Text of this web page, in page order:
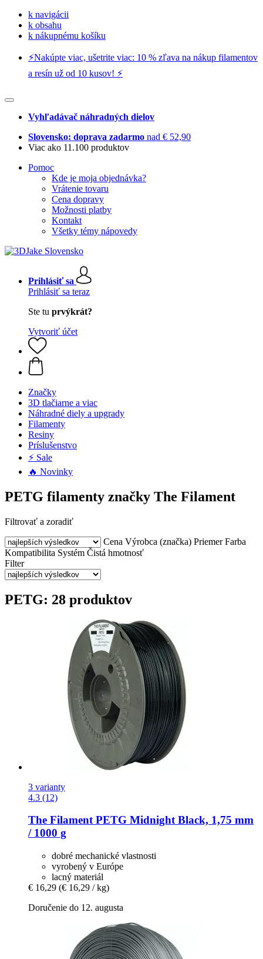
k navigácii
k obsahu
k nákupnému košíku
⚡️Nakúpte viac, ušetrite viac: 10 % zľava na nákup filamentov
a resín už od 10 kusov! ⚡️
Vyhľadávač náhradných dielov
Slovensko: doprava zadarmo nad € 52,90
Viac ako 11.100 produktov
Pomoc
Kde je moja objednávka?
Vrátenie tovaru
Cena dopravy
Možnosti platby
Kontakt
Všetky témy nápovedy
Prihlásiť sa
Prihlásiť sa teraz
Ste tu prvýkrát?
Vytvoriť účet
Značky
3D tlačiarne a viac
Náhradné diely a upgrady
Filamenty
Resiny
Príslušenstvo
⚡ Sale
🔥 Novinky
PETG filamenty značky The Filament
Filtrovať a zoradiť
Cena Výrobca (značka) Priemer Farba
Kompatibilita Systém Čistá hmotnosť
Filter
PETG: 28 produktov
3 varianty
4.3 (12)
The FilamentPETG Midnight Black, 1,75 mm
/ 1000 g
dobré mechanické vlastnosti
vyrobený v Európe
lacný materiál
€ 16,29 (€ 16,29 / kg)
Doručenie do 12. augusta